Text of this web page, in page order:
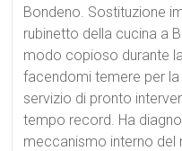
Bondeno. Sostituzione
rubinetto della cucina a
modo copioso durante
facendomi temere per
servizio di pronto
tempo record. Ha
meccanismo interno del